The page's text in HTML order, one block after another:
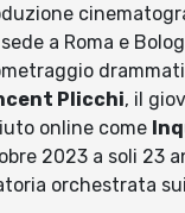
a Roma e
Plicchi, il
online come
2023 a soli 23
orchestrata